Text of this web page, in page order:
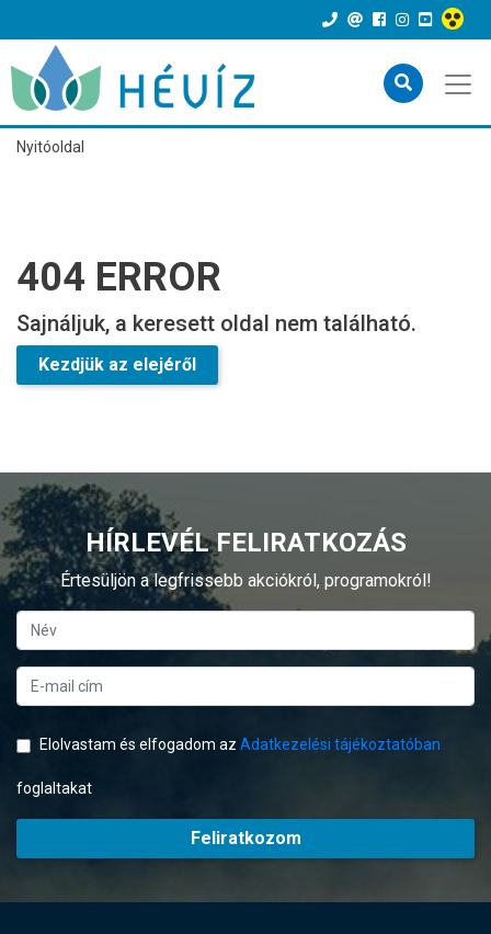
Nyitóoldal
404 ERROR
Sajnáljuk, a keresett oldal nem található.
Kezdjük az elejéről
HÍRLEVÉL FELIRATKOZÁS
Értesüljön a legfrissebb akciókról, programokról!
Elolvastam és elfogadom az Adatkezelési tájékoztatóban
foglaltakat
Feliratkozom